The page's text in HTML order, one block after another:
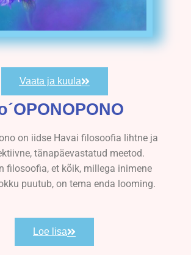
on iidse Havai filosoofia lihtne ja
tänapäevastatud meetod.
filosoofia, et kõik, millega inimene
puutub, on tema enda looming.
Loe lisa
Vaata ja kuula